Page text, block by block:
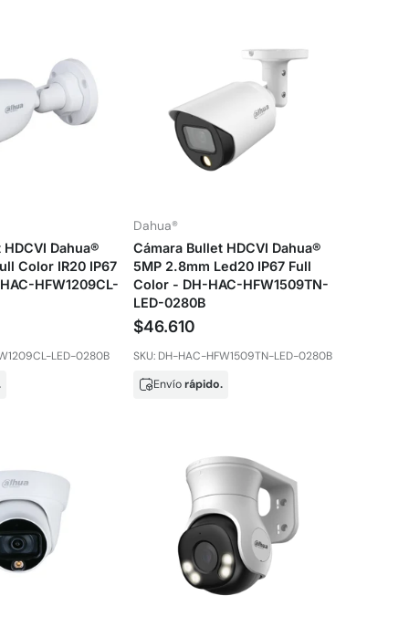
Alfabéticamente, A-Z
Alfabéticamente, Z-A
Precio, mayor a menor
Fecha: antiguo(a) a reciente
Fecha: reciente a antiguo(a)
Dahua®
Color IR20 IP67
HFW1209CL-
LED-0280B
Dahua®
Cámara Bullet HDCVI Dahua®
5MP 2.8mm Led20 IP67 Full
Color - DH-HAC-HFW1509TN-
LED-0280B
$46.610
SKU: DH-HAC-HFW1509TN-LED-0280B
Envíorápido.